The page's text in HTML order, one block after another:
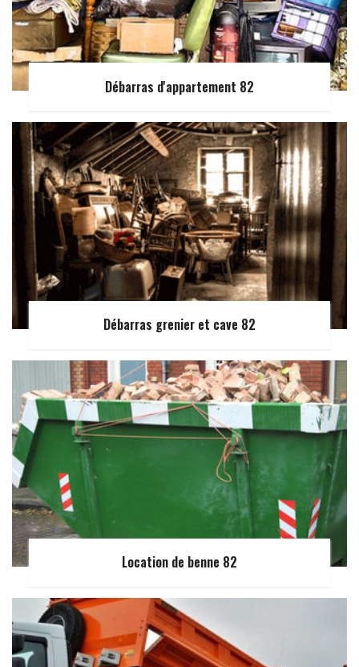
Débarras d'appartement 82
Débarras grenier et cave 82
Location de benne 82